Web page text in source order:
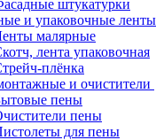
штукатурки
и упаковочные ленты
малярные
лента упаковочная
плёнка
и очистители
пены
пены
для пены